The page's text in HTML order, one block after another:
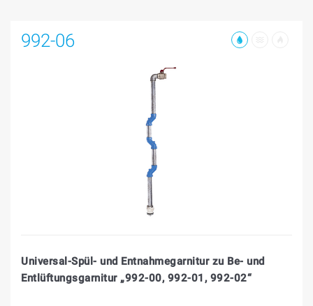
992-06
Universal-Spül- und Entnahmegarnitur zu Be- und
Entlüftungsgarnitur „992-00, 992-01, 992-02“